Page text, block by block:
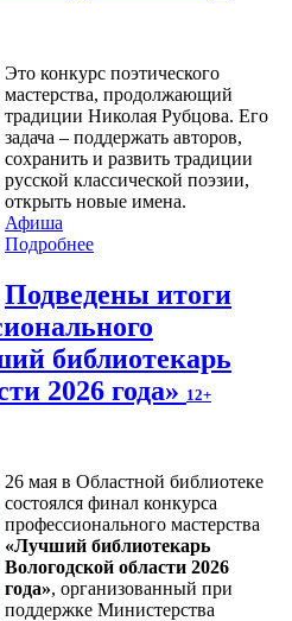
Это конкурс поэтического
мастерства, продолжающий
традиции Николая Рубцова. Его
задача – поддержать авторов,
сохранить и развить традиции
русской классической поэзии,
открыть новые имена.
Афиша
Подробнее
Подведены итоги
библиотекарь
2026 года» 12+
26 мая в Областной библиотеке
состоялся финал конкурса
профессионального мастерства
«Лучший библиотекарь
Вологодской области 2026
года», организованный при
поддержке Министерства